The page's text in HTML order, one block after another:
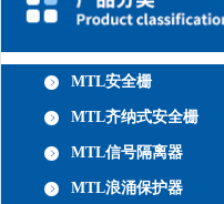
MTL安全栅
MTL齐纳式安全栅
MTL信号隔离器
MTL浪涌保护器